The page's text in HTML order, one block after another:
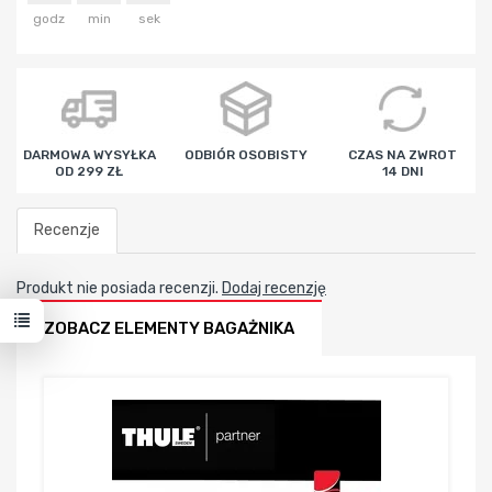
godz min sek
DARMOWA WYSYŁKA
OD 299 ZŁ
ODBIÓR OSOBISTY
CZAS NA ZWROT
14 DNI
Recenzje
Produkt nie posiada recenzji. Dodaj recenzję
ZOBACZ ELEMENTY BAGAŻNIKA